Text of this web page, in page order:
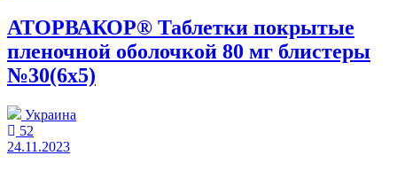
АТОРВАКОР® Таблетки покрытые
пленочной оболочкой 80 мг блистеры
№30(6x5)
Украина
52
24.11.2023